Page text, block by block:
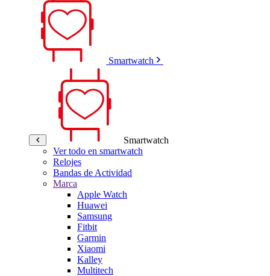
Smartwatch
Smartwatch
Ver todo en smartwatch
Relojes
Bandas de Actividad
Marca
Apple Watch
Huawei
Samsung
Fitbit
Garmin
Xiaomi
Kalley
Multitech